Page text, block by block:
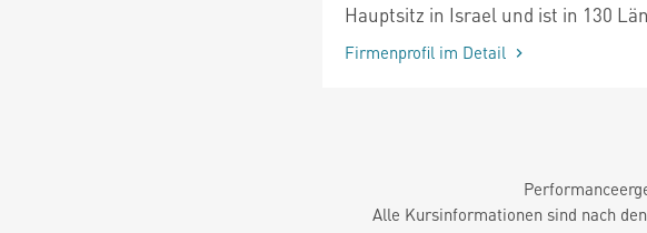
Hauptsitz in Israel und ist in 130
Firmenprofil im Detail
Alle Kursinformationen sind nach